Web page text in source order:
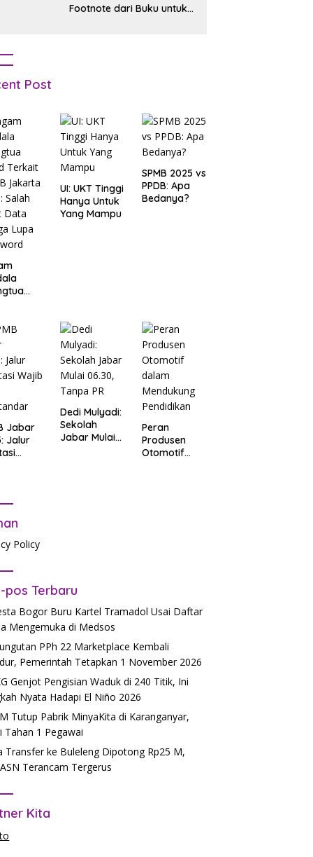
Footnote dari Buku untuk
Post
Salah
Lupa
UI: UKT Tinggi
Hanya Untuk
Yang Mampu
SPMB 2025 vs
PPDB: Apa
Bedanya?
Jabar
Jalur
Dedi Mulyadi:
Sekolah
Jabar Mulai
Peran
Produsen
Otomotif
Policy
pos Terbaru
Bogor Buru Kartel Tramadol Usai Daftar
Mengemuka di Medsos
PPh 22 Marketplace Kembali
Pemerintah Tetapkan 1 November 2026
Genjot Pengisian Waduk di 240 Titik, Ini
Nyata Hadapi El Niño 2026
Tutup Pabrik MinyaKita di Karanganyar,
Tahan 1 Pegawai
Transfer ke Buleleng Dipotong Rp25 M,
Terancam Tergerus
Kita